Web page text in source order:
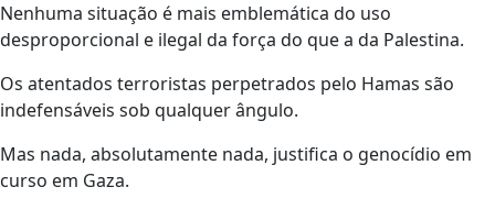
Nenhuma situação é mais emblemática do uso
desproporcional e ilegal da força do que a da Palestina.
Os atentados terroristas perpetrados pelo Hamas são
indefensáveis sob qualquer ângulo.
Mas nada, absolutamente nada, justifica o genocídio em
curso em Gaza.